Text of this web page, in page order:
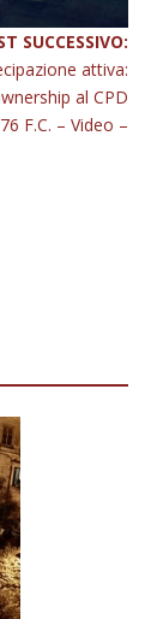
SUCCESSIVO:
attiva:
al CPD
F.C. – Video –